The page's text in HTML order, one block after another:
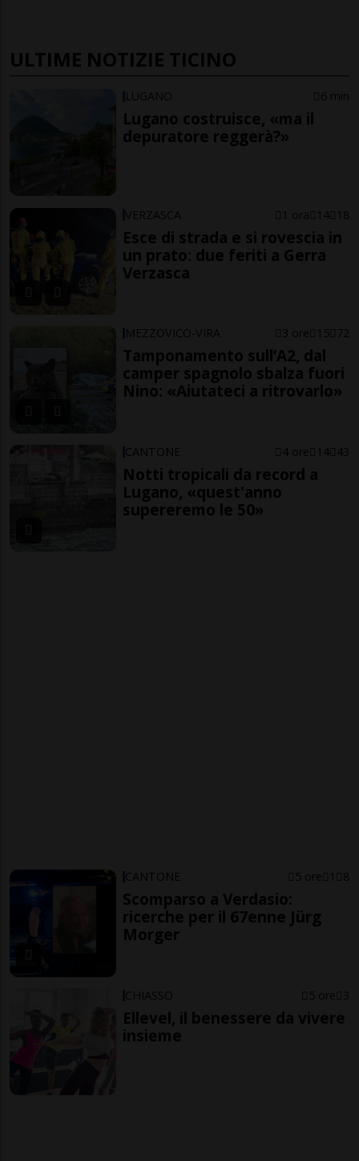
ULTIME NOTIZIE TICINO
LUGANO 6 min
Lugano costruisce, «ma il
depuratore reggerà?»
VERZASCA 1 ora 14 18
Esce di strada e si rovescia in
un prato: due feriti a Gerra
Verzasca
MEZZOVICO-VIRA 3 ore 15 72
Tamponamento sull’A2, dal
camper spagnolo sbalza fuori
Nino: «Aiutateci a ritrovarlo»
CANTONE 4 ore 14 43
Notti tropicali da record a
Lugano, «quest'anno
supereremo le 50»
CANTONE 5 ore 1 8
Scomparso a Verdasio:
ricerche per il 67enne Jürg
Morger
CHIASSO 5 ore 3
Ellevel, il benessere da vivere
insieme